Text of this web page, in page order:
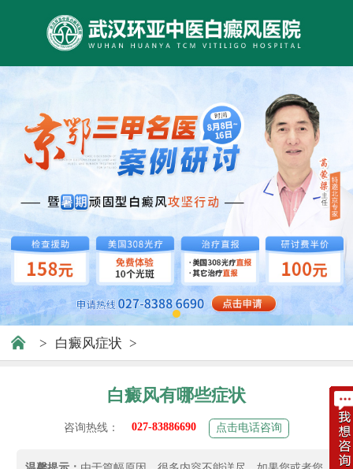
> 白癜风症状 >
白癜风有哪些症状
咨询热线： 027-83886690 点击电话咨询